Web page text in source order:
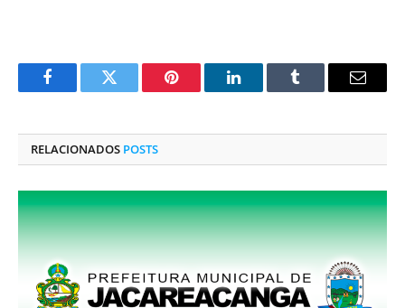
FacebookTwitter Pinterest O
Tumblr
E-
RELACIONADOS POSTS